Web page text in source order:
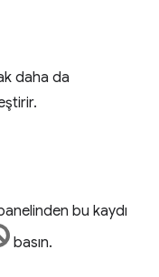
daha da
bu kaydı
basın.